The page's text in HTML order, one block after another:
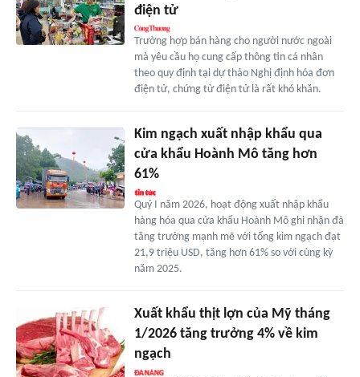
điện tử
Trường hợp bán hàng cho người nước ngoài
mà yêu cầu họ cung cấp thông tin cá nhân
theo quy định tại dự thảo Nghị định hóa đơn
điện tử, chứng từ điện tử là rất khó khăn.
Kim ngạch xuất nhập khẩu qua
cửa khẩu Hoành Mô tăng hơn
61%
Quý I năm 2026, hoạt động xuất nhập khẩu
hàng hóa qua cửa khẩu Hoành Mô ghi nhận đà
tăng trưởng mạnh mẽ với tổng kim ngạch đạt
21,9 triệu USD, tăng hơn 61% so với cùng kỳ
năm 2025.
Xuất khẩu thịt lợn của Mỹ tháng
1/2026 tăng trưởng 4% về kim
ngạch